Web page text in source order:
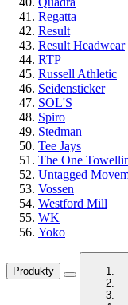
Regatta
Result
Result Headwear
RTP
Russell Athletic
Seidensticker
SOL'S
Spiro
Stedman
Tee Jays
The One
Untagged
Vossen
Westford Mill
WK
Yoko
Produkty